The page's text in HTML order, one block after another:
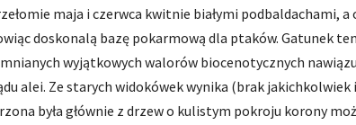
maja i czerwca kwitnie białymi podbaldachami,
doskonalą bazę pokarmową dla ptaków. Gatunek
wyjątkowych walorów biocenotycznych
alei. Ze starych widokówek wynika (brak jakichkolwiek
była głównie z drzew o kulistym pokroju korony